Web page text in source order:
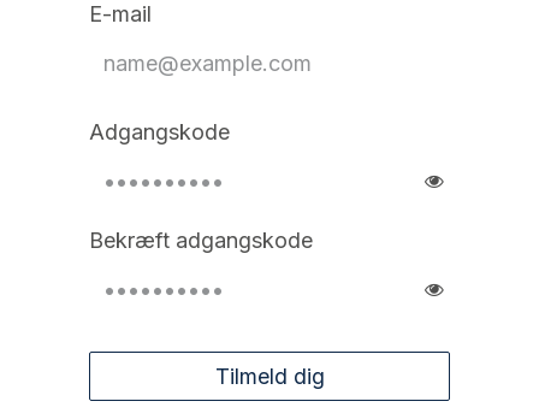
E-mail
Adgangskode
Bekræft adgangskode
Tilmeld dig